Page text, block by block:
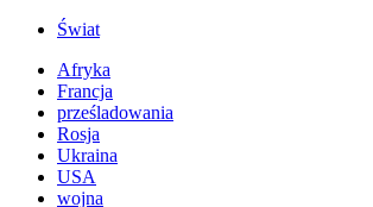
Świat
Afryka
Francja
prześladowania
Rosja
Ukraina
USA
wojna